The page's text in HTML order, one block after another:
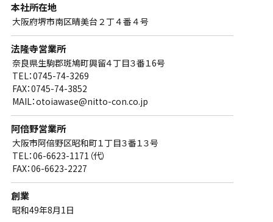
本社所在地
大阪府堺市南区晴美台２丁４番４号
法隆寺営業所
奈良県生駒郡斑鳩町興留４丁目３番１6号
TEL：0745-74-3269
FAX：0745-74-3852
MAIL：otoiawase@nitto-con.co.jp
阿倍野営業所
大阪市阿倍野区昭和町１丁目３番１３号
TEL：06-6623-1171（代）
FAX：06-6623-2227
創業
昭和49年8月1日